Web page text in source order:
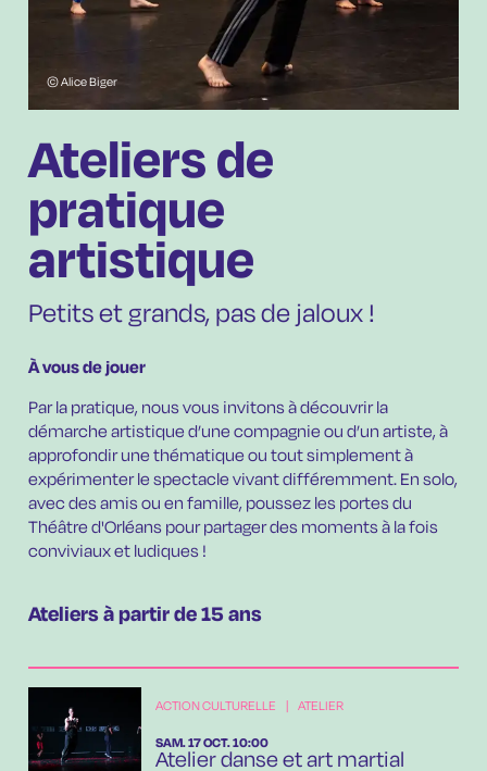
© Alice Biger
Ateliers de
pratique
artistique
Petits et grands, pas de jaloux !
À vous de jouer
Par la pratique, nous vous invitons à découvrir la
démarche artistique d’une compagnie ou d’un artiste, à
approfondir une thématique ou tout simplementà
expérimenter le spectacle vivant différemment. En solo,
avec des amis ou en famille, poussez les portes du
Théâtre d'Orléans pour partager des moments à la fois
conviviaux et ludiques !
Ateliers à partir de 15 ans
ACTION CULTURELLE ATELIER
SAMEDI
SAM.17OCTOBRE
OCT.10:00
Atelier danse et art martial